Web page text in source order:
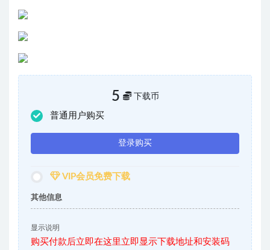
5 下载币
普通用户购买
登录购买
VIP会员免费下载
其他信息
显示说明
购买付款后立即在这里立即显示下载地址和安装码